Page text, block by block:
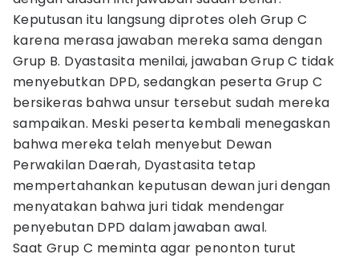
Keputusan itu langsung diprotes oleh Grup C
karena merasa jawaban mereka sama dengan
Grup B. Dyastasita menilai, jawaban Grup C tidak
menyebutkan DPD, sedangkan peserta Grup C
bersikeras bahwa unsur tersebut sudah mereka
sampaikan. Meski peserta kembali menegaskan
bahwa mereka telah menyebut Dewan
Perwakilan Daerah, Dyastasita tetap
mempertahankan keputusan dewan juri dengan
menyatakan bahwa juri tidak mendengar
penyebutan DPD dalam jawaban awal.
Saat Grup C meminta agar penonton turut